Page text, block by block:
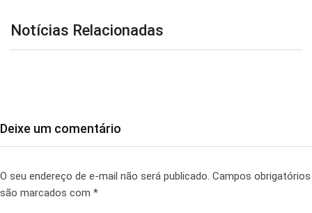
Notícias Relacionadas
Deixe um comentário
O seu endereço de e-mail não será publicado. Campos obrigatórios
são marcados com *